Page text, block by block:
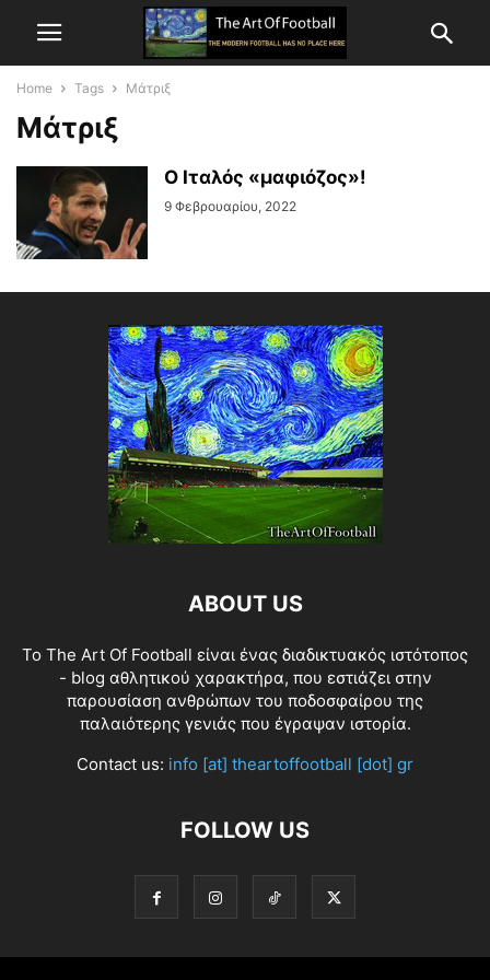
Home Tags Μάτριξ
Μάτριξ
Ο Ιταλός «μαφιόζος»!
9 Φεβρουαρίου, 2022
ABOUT US
Το The Art Of Football είναι ένας διαδικτυακός ιστότοπος
- blog αθλητικού χαρακτήρα, που εστιάζει στην
παρουσίαση ανθρώπων του ποδοσφαίρου της
παλαιότερης γενιάς που έγραψαν ιστορία.
Contact us: info [at] theartoffootball [dot] gr
FOLLOW US